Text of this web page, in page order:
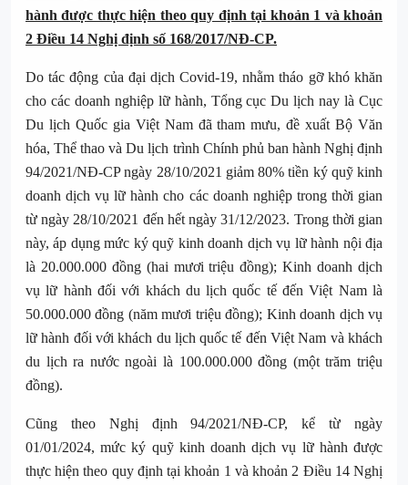
hành được thực hiện theo quy định tại khoản 1 và khoản
2 Điều 14 Nghị định số 168/2017/NĐ-CP.
Do tác động của đại dịch Covid-19, nhằm tháo gỡ khó khăn
cho các doanh nghiệp lữ hành, Tổng cục Du lịch nay là Cục
Du lịch Quốc gia Việt Nam đã tham mưu, đề xuất Bộ Văn
hóa, Thể thao và Du lịch trình Chính phủ ban hành Nghị định
94/2021/NĐ-CP ngày 28/10/2021 giảm 80% tiền ký quỹ kinh
doanh dịch vụ lữ hành cho các doanh nghiệp trong thời gian
từ ngày 28/10/2021 đến hết ngày 31/12/2023. Trong thời gian
này, áp dụng mức ký quỹ kinh doanh dịch vụ lữ hành nội địa
là 20.000.000 đồng (hai mươi triệu đồng); Kinh doanh dịch
vụ lữ hành đối với khách du lịch quốc tế đến Việt Nam là
50.000.000 đồng (năm mươi triệu đồng); Kinh doanh dịch vụ
lữ hành đối với khách du lịch quốc tế đến Việt Nam và khách
du lịch ra nước ngoài là 100.000.000 đồng (một trăm triệu
đồng).
Cũng theo Nghị định 94/2021/NĐ-CP, kể từ ngày
01/01/2024, mức ký quỹ kinh doanh dịch vụ lữ hành được
thực hiện theo quy định tại khoản 1 và khoản 2 Điều 14 Nghị